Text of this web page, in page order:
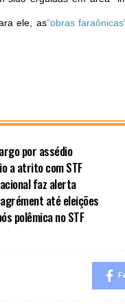
ele, as“obras
por assédio
a atrito com STF
faz alerta
até eleições
polêmica no STF